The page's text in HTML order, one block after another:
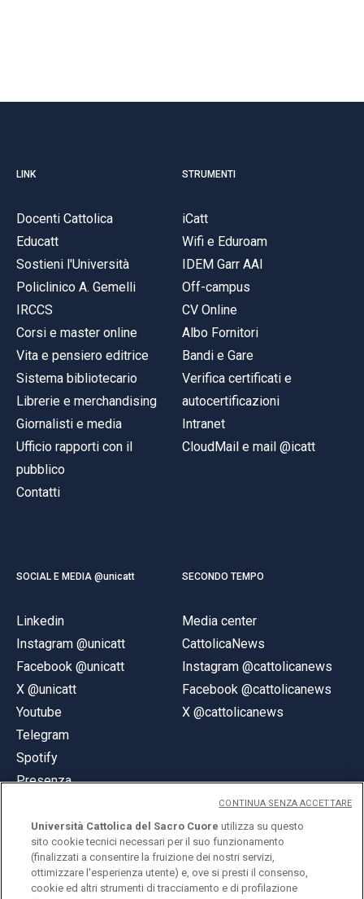
LINK
Docenti Cattolica
Educatt
Sostieni l'Università
Policlinico A. Gemelli
IRCCS
Corsi e master online
Vita e pensiero editrice
Sistema bibliotecario
Librerie e merchandising
Giornalisti e media
Ufficio rapporti con il
pubblico
Contatti
STRUMENTI
iCatt
Wifi e Eduroam
IDEM Garr AAI
Off-campus
CV Online
Albo Fornitori
Bandi e Gare
Verifica certificati e
autocertificazioni
Intranet
CloudMail e mail @icatt
SOCIAL E MEDIA @unicatt
Linkedin
Instagram @unicatt
Facebook @unicatt
X @unicatt
Youtube
Telegram
Spotify
Presenza
SECONDO TEMPO
Media center
CattolicaNews
Instagram @cattolicanews
Facebook @cattolicanews
X @cattolicanews
© Università Cattolica del Sacro Cuore
Università Cattolica del Sacro Cuore utilizza su questo
sito cookie tecnici necessari per il suo funzionamento
(finalizzati a consentire la fruizione dei nostri servizi,
ottimizzare l'esperienza utente) e, ove si presti il consenso,
cookie ed altri strumenti di tracciamento e di profilazione
CONTINUA SENZA ACCETTARE